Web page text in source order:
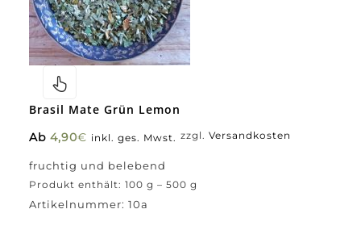
Brasil Mate Grün Lemon
Ab 4,90€ inkl. ges. Mwst.
fruchtig und belebend
zzgl. Versandkosten
Produkt enthält: 100 g – 500 g
Artikelnummer: 10a